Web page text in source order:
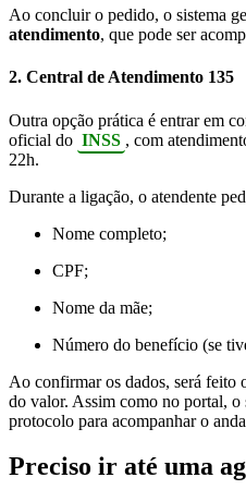
Ao concluir o pedido, o sistema
atendimento, que pode ser
2. Central de Atendimento 135
Outra opção prática é entrar em
oficial do INSS , com
22h.
Durante a ligação, o atendente
Nome completo;
CPF;
Nome da mãe;
Número do benefício (se
Ao confirmar os dados, será feito
do valor. Assim como no portal, o
protocolo para acompanhar o
Preciso ir até uma